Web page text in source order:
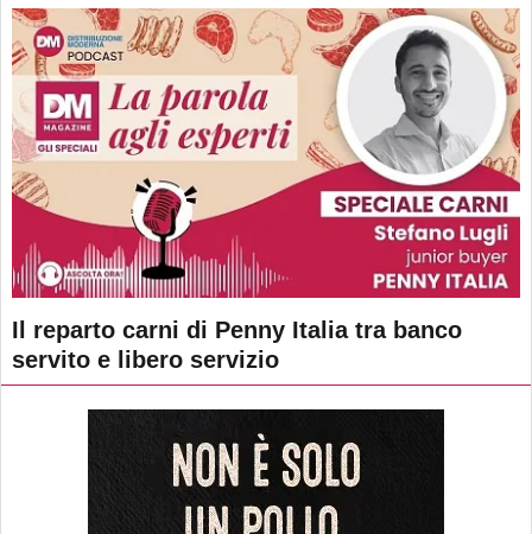
Il reparto carni di Penny Italia tra banco
servito e libero servizio